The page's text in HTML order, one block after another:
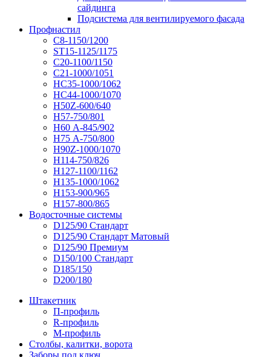
сайдинга
Подсистема для вентилируемого фасада
Профнастил
С8-1150/1200
ST15-1125/1175
С20-1100/1150
С21-1000/1051
НС35-1000/1062
НС44-1000/1070
Н50Z-600/640
Н57-750/801
Н60 А-845/902
Н75 А-750/800
Н90Z-1000/1070
Н114-750/826
Н127-1100/1162
Н135-1000/1062
Н153-900/965
Н157-800/865
Водосточные системы
D125/90 Стандарт
D125/90 Стандарт Матовый
D125/90 Премиум
D150/100 Стандарт
D185/150
D200/180
Штакетник
П-профиль
R-профиль
М-профиль
Столбы, калитки, ворота